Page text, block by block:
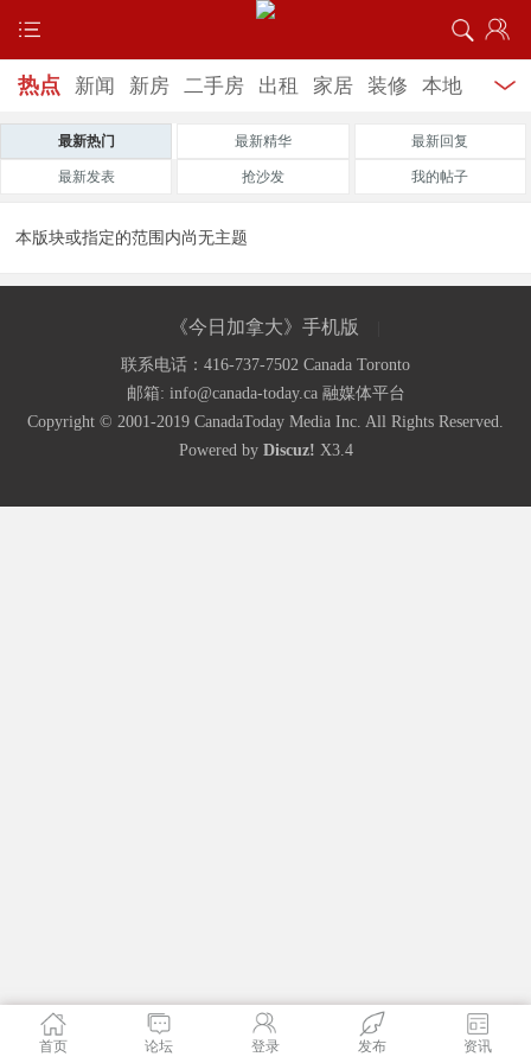
热点 新闻 新房 二手房 出租 家居 装修 本地
饮食养生 美食商家 最新车讯 二手车 4s商
学车 跳蚤市场 婚恋交友 婚纱摄
影 服务信息 家教服务
最新热门 最新精华 最新回复
最新发表 抢沙发 我的帖子
本版块或指定的范围内尚无主题
《今日加拿大》手机版
《今日加拿大》只关注加拿大的网站，带您纵览今日
加国风采
联系电话：416-737-7502 Canada Toronto
邮箱: info@canada-today.ca 融媒体平台
Copyright © 2001-2019 CanadaToday Media Inc. All Rights Reserved.
Powered by Discuz! X3.4
首页 论坛 登录 发布 资讯